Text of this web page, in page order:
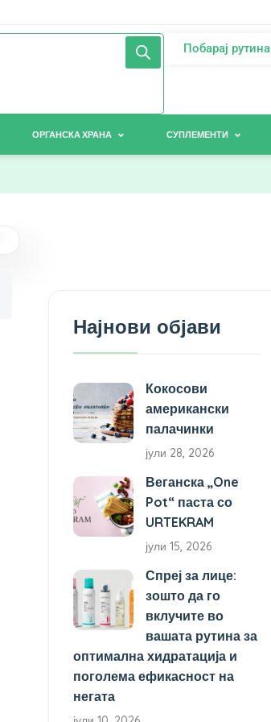
Побарај рутина
ОРГАНСКА ХРАНА СУПЛЕМЕНТИ
Најнови објави
Кокосови
американски
палачинки
јули 28, 2026
Веганска „One
Pot“ паста со
URTEKRAM
јули 15, 2026
Спреј за лице:
зошто да го
вклучите во
вашата рутина за
оптимална хидратација и
поголема ефикасност на
негата